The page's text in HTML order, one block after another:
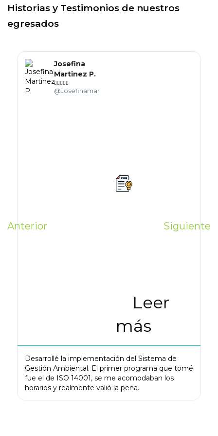
Historias y Testimonios de nuestros
egresados
Josefina
Martinez P.

@Josefinamar
Leer
más
Desarrollé la implementación del Sistema de
Gestión Ambiental. El primer programa que tomé
fue el de ISO 14001, se me acomodaban los
horarios y realmente valió la pena.
Anterior Siguiente